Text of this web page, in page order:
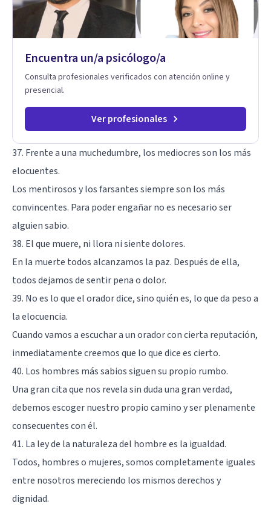
desarrollar la confianza necesaria para superar sus retos y
fortaleciendo la comunicación entre ustedes. Acompaño a
niños y adolescentes que están lidiando con la ansiedad, la
padres que buscan orientación y pautas claras para educar
primer paso hacia una convivencia familiar más armoniosa,
agenda tu sesión y empecemos a trabajar juntos.
Encuentra un/a psicólogo/a
Consulta profesionales verificados con atención online y
presencial.
Ver profesionales
37. Frente a una muchedumbre, los mediocres son los más
elocuentes.
Los mentirosos y los farsantes siempre son los más
convincentes. Para poder engañar no es necesario ser
alguien sabio.
38. El que muere, ni llora ni siente dolores.
En la muerte todos alcanzamos la paz. Después de ella,
todos dejamos de sentir pena o dolor.
39. No es lo que el orador dice, sino quién es, lo que da peso a
la elocuencia.
Cuando vamos a escuchar a un orador con cierta reputación,
inmediatamente creemos que lo que dice es cierto.
40. Los hombres más sabios siguen su propio rumbo.
Una gran cita que nos revela sin duda una gran verdad,
debemos escoger nuestro propio camino y ser plenamente
consecuentes con él.
41. La ley de la naturaleza del hombre es la igualdad.
Todos, hombres o mujeres, somos completamente iguales
entre nosotros mereciendo los mismos derechos y
dignidad.